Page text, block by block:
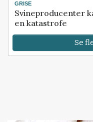
GRISE
Svineproducenter
en katastrofe
Se